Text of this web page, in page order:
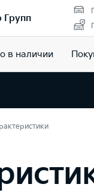
Групп
в наличии